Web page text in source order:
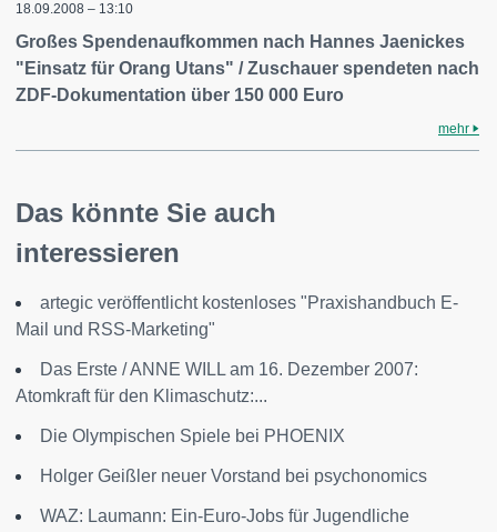
18.09.2008 – 13:10
Großes Spendenaufkommen nach Hannes Jaenickes
"Einsatz für Orang Utans" / Zuschauer spendeten nach
ZDF-Dokumentation über 150 000 Euro
mehr
Das könnte Sie auch
interessieren
artegic veröffentlicht kostenloses "Praxishandbuch E-
Mail und RSS-Marketing"
Das Erste / ANNE WILL am 16. Dezember 2007:
Atomkraft für den Klimaschutz:...
Die Olympischen Spiele bei PHOENIX
Holger Geißler neuer Vorstand bei psychonomics
WAZ: Laumann: Ein-Euro-Jobs für Jugendliche